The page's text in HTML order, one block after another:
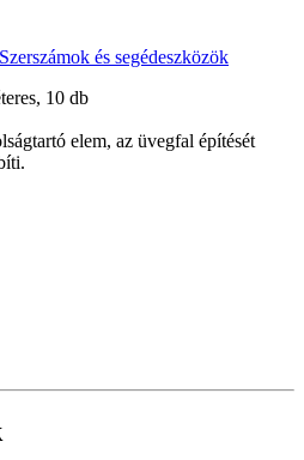
Szerszámok és segédeszközök
10 db
elem, az üvegfal építését